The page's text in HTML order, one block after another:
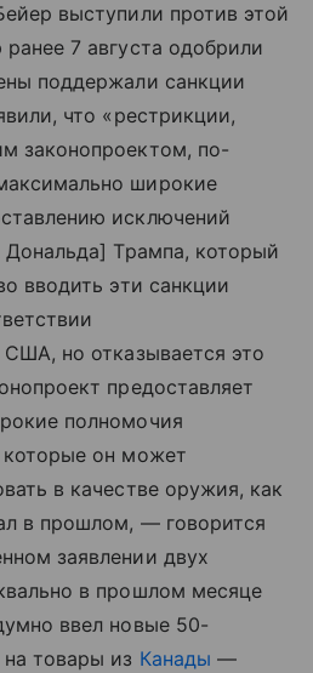
выступили против этой
7 августа одобрили
поддержали санкции
что «рестрикции,
законопроектом, по-
широкие
исключений
Дональда] Трампа, который
вводить эти санкции
США, но отказывается это
предоставляет
полномочия
он может
в качестве оружия, как
в прошлом, — говорится
заявлении двух
в прошлом месяце
ввел новые 50-
товары из Канады —